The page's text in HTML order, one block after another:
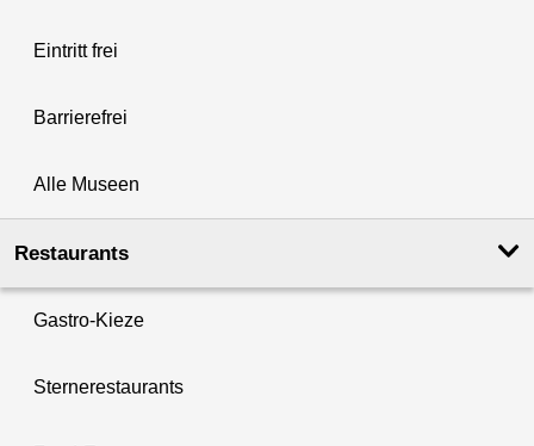
Eintritt frei
Barrierefrei
Alle Museen
Restaurants
Gastro-Kieze
Sternerestaurants